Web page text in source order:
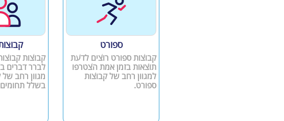
ספורט
קבוצות ספורט רוצים לדעת
תוצאות בזמן אמת הצטרפו
למגוון רחב של קבוצות
ספורט.
קבוצות
לברר דברים
מגוון רחב
בשלל תחומים